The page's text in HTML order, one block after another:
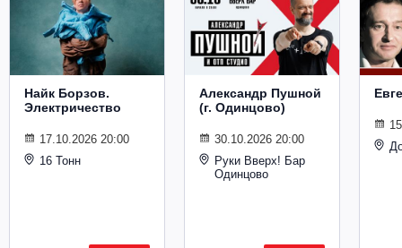
Найк Борзов.
Электричество
17.10.2026 20:00
16 Тонн
Александр Пушной
(г. Одинцово)
30.10.2026 20:00
Руки Вверх! Бар
Одинцово